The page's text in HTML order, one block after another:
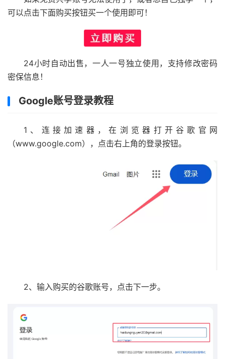
可以点击下面购买按钮买一个使用即可！
24小时自动出售，一人一号独立使用，支持修改密码
密保信息！
Google账号登录教程
1、连接加速器，在浏览器打开谷歌官网
（www.google.com），点击右上角的登录按钮。
2、输入购买的谷歌账号，点击下一步。